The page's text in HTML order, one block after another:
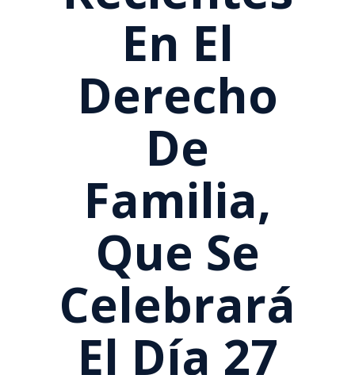
En El
Derecho
De
Familia,
Que Se
Celebrará
El Día 27